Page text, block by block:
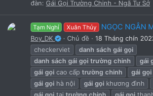
đàn: Gái Gọi Trường Chinh - Ngã Tư Sở
Tạm Nghỉ Xuân Thủy NGỌC NGÂN
Boy_DK Chủ đề 18 Tháng chín
checkerviet
danh sách gái gọi
danh sách gái gọi trường chinh gái
gái gọi cao cấp trường chinh gái gọi
gái gọi hà nội gái gọi khương đình